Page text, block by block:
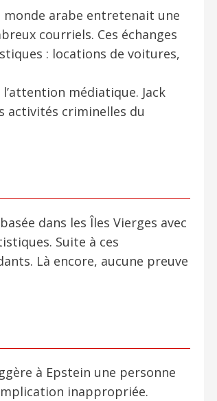
monde arabe entretenait une
courriels. Ces échanges
: locations de voitures,
médiatique. Jack
activités criminelles du
dans les Îles Vierges avec
Suite à ces
Là encore, aucune preuve
à Epstein une personne
inappropriée.